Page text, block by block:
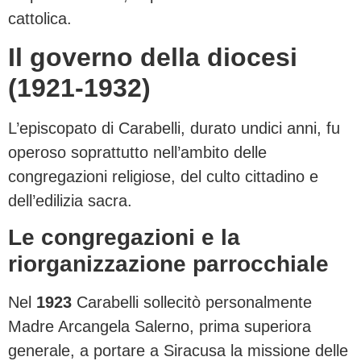
cattolica.
Il governo della diocesi
(1921-1932)
L’episcopato di Carabelli, durato undici anni, fu
operoso soprattutto nell’ambito delle
congregazioni religiose, del culto cittadino e
dell’edilizia sacra.
Le congregazioni e la
riorganizzazione parrocchiale
Nel 1923 Carabelli sollecitò personalmente
Madre Arcangela Salerno, prima superiora
generale, a portare a Siracusa la missione delle